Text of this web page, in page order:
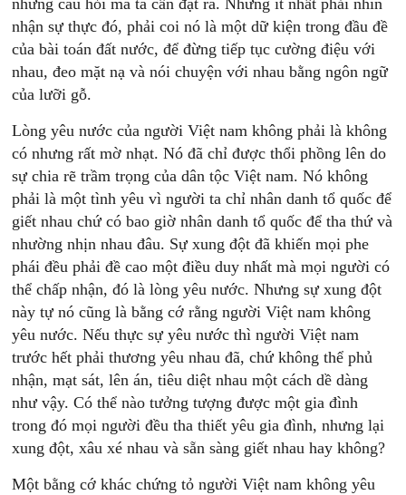
những câu hỏi mà ta cần đặt ra. Nhưng ít nhất phải nhìn
nhận sự thực đó, phải coi nó là một dữ kiện trong đầu đề
của bài toán đất nước, để đừng tiếp tục cường điệu với
nhau, đeo mặt nạ và nói chuyện với nhau bằng ngôn ngữ
của lưỡi gỗ.
Lòng yêu nước của người Việt nam không phải là không
có nhưng rất mờ nhạt. Nó đã chỉ được thổi phồng lên do
sự chia rẽ trầm trọng của dân tộc Việt nam. Nó không
phải là một tình yêu vì người ta chỉ nhân danh tổ quốc để
giết nhau chứ có bao giờ nhân danh tổ quốc để tha thứ và
nhường nhịn nhau đâu. Sự xung đột đã khiến mọi phe
phái đều phải đề cao một điều duy nhất mà mọi người có
thể chấp nhận, đó là lòng yêu nước. Nhưng sự xung đột
này tự nó cũng là bằng cớ rằng người Việt nam không
yêu nước. Nếu thực sự yêu nước thì người Việt nam
trước hết phải thương yêu nhau đã, chứ không thể phủ
nhận, mạt sát, lên án, tiêu diệt nhau một cách dề dàng
như vậy. Có thể nào tưởng tượng được một gia đình
trong đó mọi người đều tha thiết yêu gia đình, nhưng lại
xung đột, xâu xé nhau và sẵn sàng giết nhau hay không?
Một bằng cớ khác chứng tỏ người Việt nam không yêu